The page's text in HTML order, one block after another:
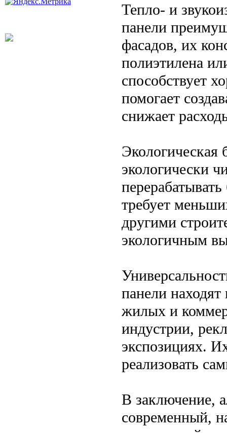
Тепло- и
панели
фасадов, их
полиэтилена
способствует
помогает
снижает
экологически
требует
другими
экологичным
панели
жилых и
индустрии,
экспозициях.
реализовать
В заключение,
современный,